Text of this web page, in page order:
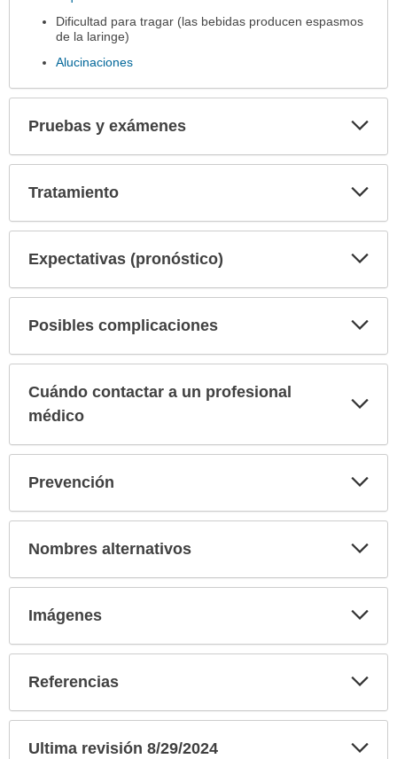
Dificultad para tragar (las bebidas producen espasmos
de la laringe)
Alucinaciones
Pruebas y exámenes
Tratamiento
Expectativas (pronóstico)
Posibles complicaciones
Cuándo contactar a un profesional
médico
Prevención
Nombres alternativos
Imágenes
Referencias
Ultima revisión 8/29/2024